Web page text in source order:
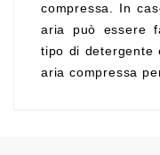
compressa. In
aria può essere
tipo di detergente
aria compressa